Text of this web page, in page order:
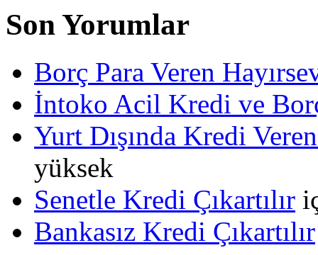
Son Yorumlar
Borç Para Veren
İntoko Acil Kredi ve
Yurt Dışında Kredi
yüksek
Senetle Kredi Çıkartılır
Bankasız Kredi Çıkartılır